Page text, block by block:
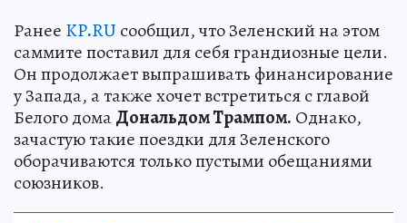
Ранее KP.RU сообщил, что Зеленский на этом
саммите поставил для себя грандиозные цели.
Он продолжает выпрашивать финансирование
у Запада, а также хочет встретиться с главой
Белого домаДональдом Трампом. Однако,
зачастую такие поездки для Зеленского
оборачиваются только пустыми обещаниями
союзников.